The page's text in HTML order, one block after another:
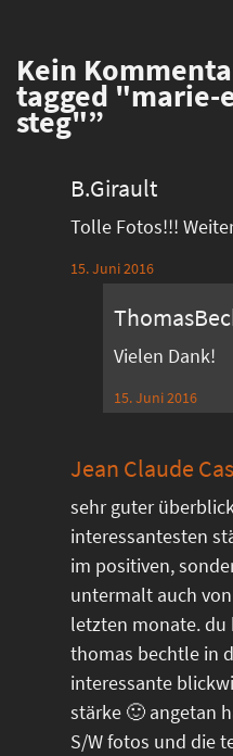
Kein
tagged "marie-
steg"”
B.Girault
Tolle Fotos!!!
15. Juni 2016
Vielen Dank!
15. Juni 2016
Jean Claude
sehr guter
interessantesten
im positiven,
untermalt auch
letzten monate. du
thomas bechtle in
interessante
stärke 🙂 angetan
S/W fotos und die